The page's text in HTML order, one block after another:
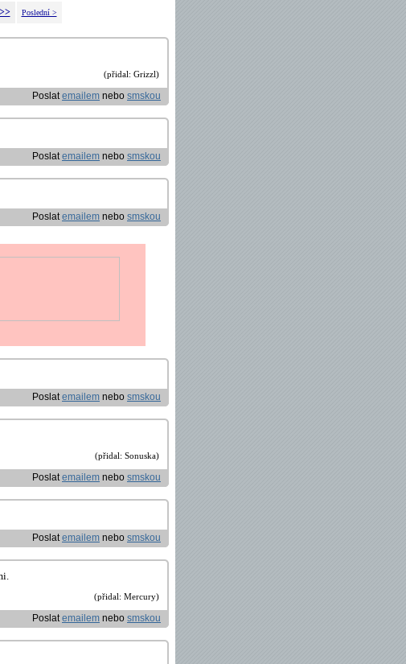
>> Poslední >
(přidal: Grizzl)
Poslatemailem nebo smskou
Poslatemailem nebo smskou
Poslatemailem nebo smskou
Poslatemailem nebo smskou
(přidal: Sonuska)
Poslatemailem nebo smskou
Poslatemailem nebo smskou
(přidal: Mercury)
Poslatemailem nebo smskou